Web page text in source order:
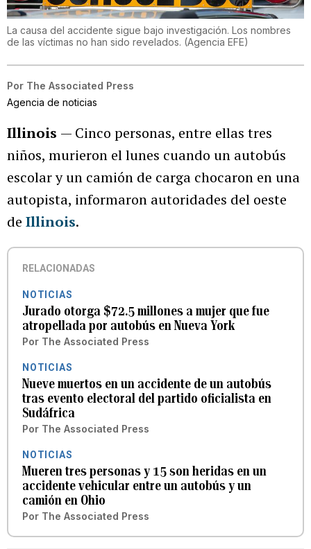
La causa del accidente sigue bajo investigación. Los nombres
de las víctimas no han sido revelados. (Agencia EFE)
Por The Associated Press
Agencia de noticias
Illinois — Cinco personas, entre ellas tres
niños, murieron el lunes cuando un autobús
escolar y un camión de carga chocaron en una
autopista, informaron autoridades del oeste
de Illinois.
RELACIONADAS
NOTICIAS
Jurado otorga $72.5 millones a mujer que fue
atropellada por autobús en Nueva York
Por The Associated Press
NOTICIAS
Nueve muertos en un accidente de un autobús
tras evento electoral del partido oficialista en
Sudáfrica
Por The Associated Press
NOTICIAS
Mueren tres personas y 15 son heridas en un
accidente vehicular entre un autobús y un
camión en Ohio
Por The Associated Press